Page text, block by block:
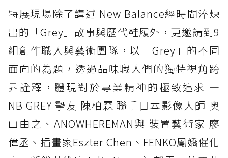
特展現場除了講述 New Balance經時間淬煉
出的「Grey」故事與歷代鞋履外，更邀請到9
組創作職人與藝術團隊，以「Grey」的不同
面向的為題，透過品味職人們的獨特視角跨
界詮釋，體現對於專業精神的極致追求 —
NB GREY 摯友 陳柏霖 聯手日本影像大師 奧
山由之、ANOWHEREMAN與 裝置藝術家 廖
偉丞、插畫家Eszter Chen、FENKO鳳嬌催化